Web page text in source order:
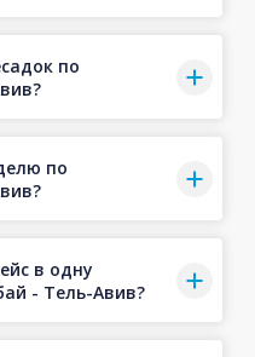
по
по
в одну
- Тель-Авив?